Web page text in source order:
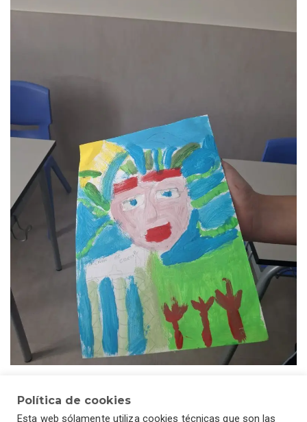
Política de cookies
Esta web sólamente utiliza cookies técnicas que son las